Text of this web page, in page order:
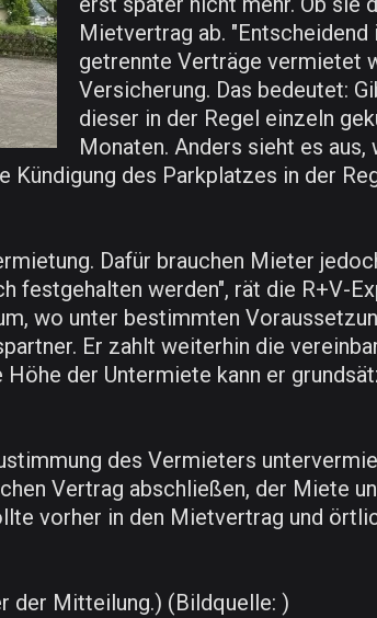
Mietvertrag ab.
getrennte Verträge vermietet
Versicherung. Das bedeutet:
dieser in der Regel einzeln
Monaten. Anders sieht es
Kündigung des Parkplatzes in der
Dafür brauchen Mieter
festgehalten werden", rät die R+V-
wo unter bestimmten
Er zahlt weiterhin die
der Untermiete kann er
des Vermieters
Vertrag abschließen, der Miete
vorher in den Mietvertrag und
der Mitteilung.) (Bildquelle: )